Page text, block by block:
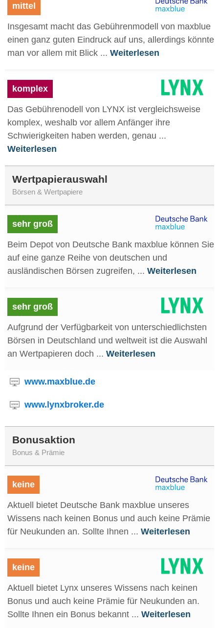
mittel
Insgesamt macht das Gebührenmodell von maxblue
einen ganz guten Eindruck auf uns, allerdings könnte
man vor allem mit Blick ... Weiterlesen
komplex
Das Gebührenodell von LYNX ist vergleichsweise
komplex, weshalb vor allem Anfänger ihre
Schwierigkeiten haben werden, genau ...
Weiterlesen
Wertpapierauswahl
Börsen & Wertpapiere
sehr groß
Beim Depot von Deutsche Bank maxblue können Sie
auf eine ganze Reihe von deutschen und
ausländischen Börsen zugreifen, ... Weiterlesen
sehr groß
Aufgrund der Verfügbarkeit von unterschiedlichsten
Börsen in Deutschland und weltweit ist die Auswahl
an Wertpapieren doch ... Weiterlesen
www.maxblue.de
www.lynxbroker.de
Bonusaktion
Bonus & Prämie
keine
Aktuell bietet Deutsche Bank maxblue unseres
Wissens nach keinen Bonus und auch keine Prämie
für Neukunden an. Sollte Ihnen ... Weiterlesen
keine
Aktuell bietet Lynx unseres Wissens nach keinen
Bonus und auch keine Prämie für Neukunden an.
Sollte Ihnen ein Bonus bekannt ... Weiterlesen